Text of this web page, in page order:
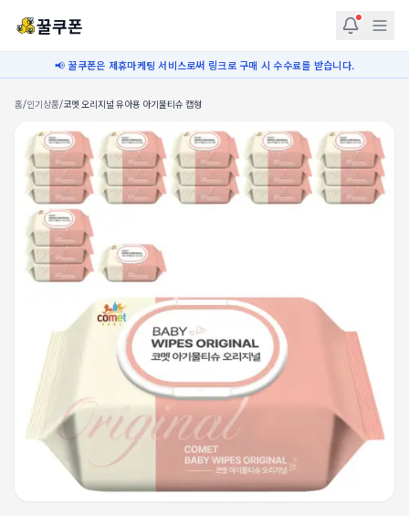
꿀쿠폰
📢 꿀쿠폰은 제휴마케팅 서비스로써 링크로 구매 시 수수료를 받습니다.
홈/인기상품/코멧 오리지널 유아용 아기물티슈 캡형